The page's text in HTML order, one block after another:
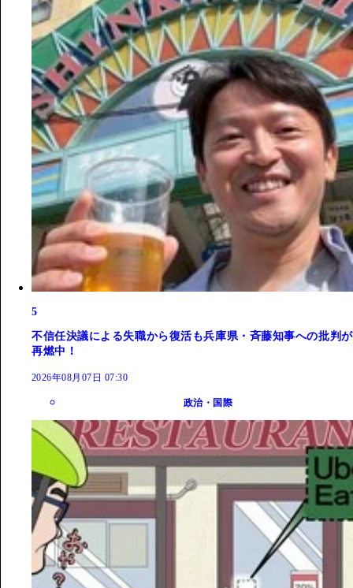
5
不信任決議による失職から復活も兵庫県・斉藤知事への批判が
再燃中！
2026年08月07日 07:30
政治・国際